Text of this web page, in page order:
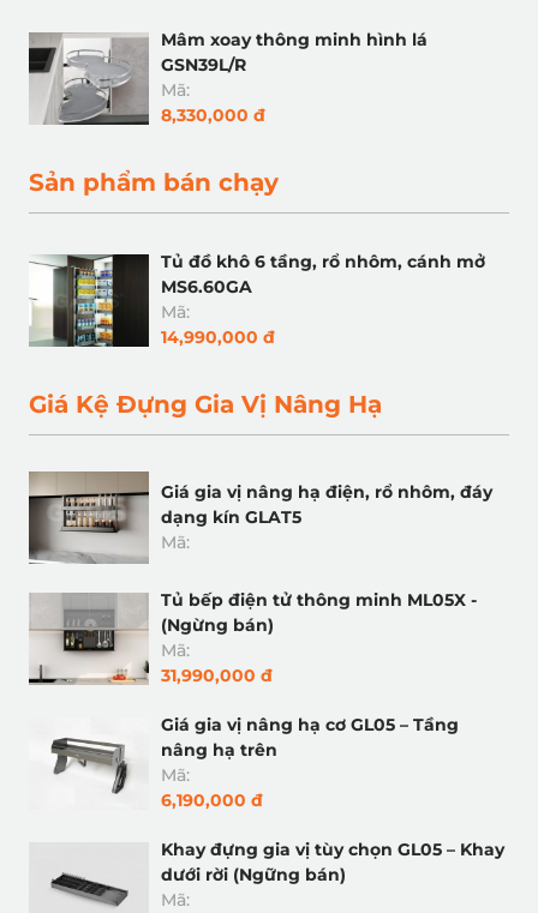
Mâm xoay thông minh hình lá
GSN39L/R
Mã:
8,330,000 đ
Sản phẩm bán chạy
Tủ đồ khô 6 tầng, rổ nhôm, cánh mở
MS6.60GA
Mã:
14,990,000 đ
Giá Kệ Đựng Gia Vị Nâng Hạ
Giá gia vị nâng hạ điện, rổ nhôm, đáy
dạng kín GLAT5
Mã:
Tủ bếp điện tử thông minh ML05X -
(Ngừng bán)
Mã:
31,990,000 đ
Giá gia vị nâng hạ cơ GL05 – Tầng
nâng hạ trên
Mã:
6,190,000 đ
Khay đựng gia vị tùy chọn GL05 – Khay
dưới rời (Ngững bán)
Mã: